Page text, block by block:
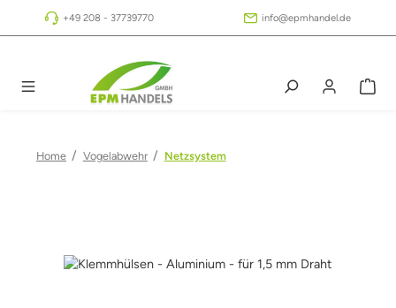
Zum Hauptinhalt springen
+49 208 - 37739770 info@epmhandel.de
Home / Vogelabwehr / Netzsystem
Bildergalerie überspringen